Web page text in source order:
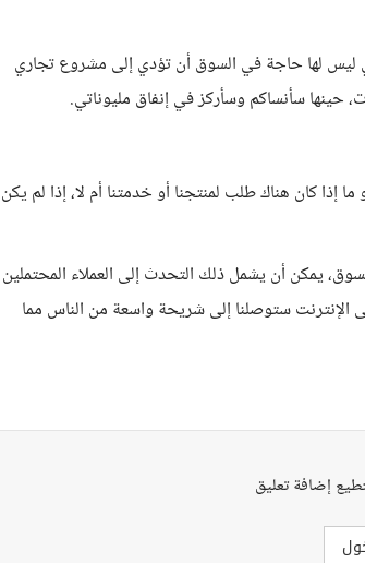
ليس لها حاجة في السوق أن تؤدي إلى مشروع تجاري
حينها سأنساكم وسأركز في إنفاق مليوناتي.
إذا كان هناك طلب لمنتجنا أو خدمتنا أم لا، إذا لم يكن
يمكن أن يشمل ذلك التحدث إلى العملاء المحتملين
الإنترنت ستوصلنا إلى شريحة واسعة من الناس مما
إضافة تعليق